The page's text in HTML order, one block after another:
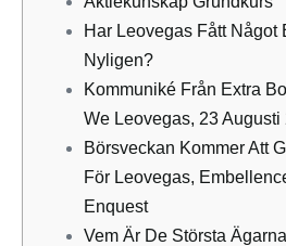
Har Leovegas Fått Något
Nyligen?
Kommuniké Från Extra
We Leovegas, 23 Augusti
Börsveckan Kommer Att
För Leovegas,
Enquest
Vem Är De Största